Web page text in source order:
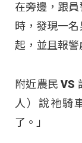
在旁邊，跟
時，發現一
起，並且報警
附近農民 VS
人）說祂騎
了。」​